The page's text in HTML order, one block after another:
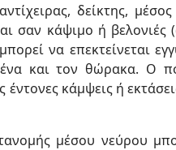
δείκτης,
σαν κάψιμο ή βελονιές
να επεκτείνεται
και τον θώρακα. Ο
έντονες κάμψεις ή
μέσου νεύρου